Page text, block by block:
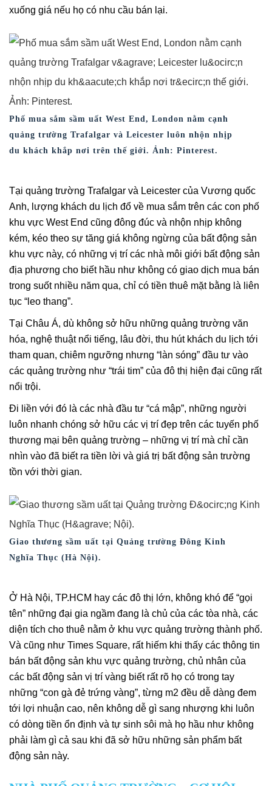
xuống giá nếu họ có nhu cầu bán lại.
Phố mua sắm sầm uất West End, London nằm cạnh
quảng trường Trafalgar và Leicester luôn nhộn nhịp
du khách khắp nơi trên thế giới. Ảnh: Pinterest.
Tại quảng trường Trafalgar và Leicester của Vương quốc
Anh, lượng khách du lịch đổ về mua sắm trên các con phố
khu vực West End cũng đông đúc và nhộn nhịp không
kém, kéo theo sự tăng giá không ngừng của bất động sản
khu vực này, có những vị trí các nhà môi giới bất động sản
địa phương cho biết hầu như không có giao dịch mua bán
trong suốt nhiều năm qua, chỉ có tiền thuê mặt bằng là liên
tục “leo thang”.
Tại Châu Á, dù không sở hữu những quảng trường văn
hóa, nghệ thuật nổi tiếng, lâu đời, thu hút khách du lịch tới
tham quan, chiêm ngưỡng nhưng “làn sóng” đầu tư vào
các quảng trường như “trái tim” của đô thị hiện đại cũng rất
nổi trội.
Đi liền với đó là các nhà đầu tư “cá mập”, những người
luôn nhanh chóng sở hữu các vị trí đẹp trên các tuyến phố
thương mại bên quảng trường – những vị trí mà chỉ cần
nhìn vào đã biết ra tiền lời và giá trị bất động sản trường
tồn với thời gian.
Giao thương sầm uất tại Quảng trường Đông Kinh
Nghĩa Thục (Hà Nội).
Ở Hà Nội, TP.HCM hay các đô thị lớn, không khó để “gọi
tên” những đại gia ngầm đang là chủ của các tòa nhà, các
diện tích cho thuê nằm ở khu vực quảng trường thành phố.
Và cũng như Times Square, rất hiếm khi thấy các thông tin
bán bất động sản khu vực quảng trường, chủ nhân của
các bất động sản vị trí vàng biết rất rõ họ có trong tay
những “con gà đẻ trứng vàng”, từng m2 đều dễ dàng đem
tới lợi nhuận cao, nên không dễ gì sang nhượng khi luôn
có dòng tiền ổn định và tự sinh sôi mà họ hầu như không
phải làm gì cả sau khi đã sở hữu những sản phẩm bất
động sản này.